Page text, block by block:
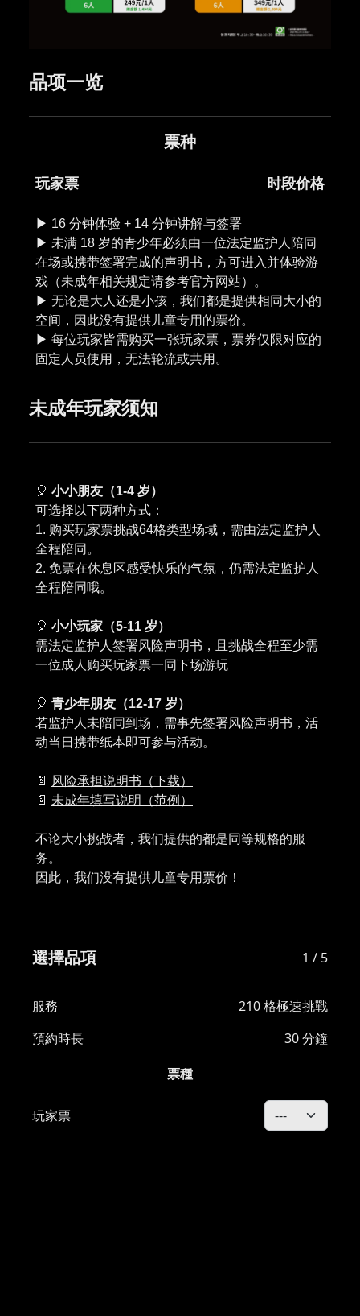
品项一览
票种
玩家票 时段价格
▶︎ 16 分钟体验 + 14 分钟讲解与签署
▶︎ 未满 18 岁的青少年必须由一位法定监护人陪同
在场或携带签署完成的声明书，方可进入并体验游
戏（未成年相关规定请参考官方网站）。
▶︎ 无论是大人还是小孩，我们都是提供相同大小的
空间，因此没有提供儿童专用的票价。
▶︎ 每位玩家皆需购买一张玩家票，票券仅限对应的
未成年玩家须知
🎈 小小朋友（1-4 岁）
可选择以下两种方式：
1. 购买玩家票挑战64格类型场域，需由法定监护人
全程陪同。
2. 免票在休息区感受快乐的气氛，仍需法定监护人
全程陪同哦。
🎈 小小玩家（5-11 岁）
需法定监护人签署风险声明书，且挑战全程至少需
一位成人购买玩家票一同下场游玩
🎈 青少年朋友（12-17 岁）
若监护人未陪同到场，需事先签署风险声明书，活
动当日携带纸本即可参与活动。
📄
风险承担说明书（下载）
📄 未成年填写说明（范例）
不论大小挑战者，我们提供的都是同等规格的服
务。
選擇品項 1 / 5
服務
210 格極速挑戰
預約時長
30 分鐘
票種
玩家票